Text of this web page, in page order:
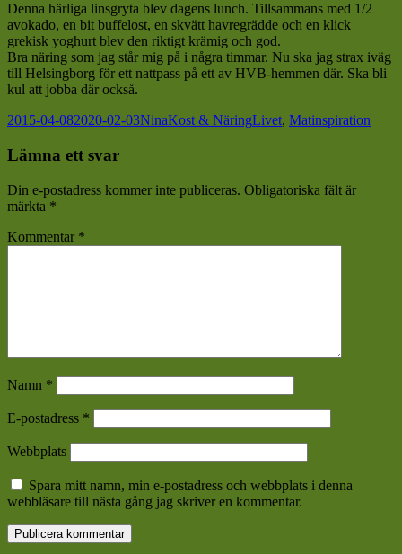
Denna härliga linsgryta blev dagens lunch. Tillsammans med 1/2
avokado, en bit buffelost, en skvätt havregrädde och en klick
grekisk yoghurt blev den riktigt krämig och god.
Bra näring som jag står mig på i några timmar. Nu ska jag strax iväg
till Helsingborg för ett nattpass på ett av HVB-hemmen där. Ska bli
kul att jobba där också.
Postat
2015-04-082020-02-03Författare
NinaKategorier
Kost & NäringTaggar
Livet, Matinspiration
Lämna ett svar
Din e-postadress kommer inte publiceras. Obligatoriska fält är
märkta *
Kommentar *
Namn *
E-postadress *
Webbplats
Spara mitt namn, min e-postadress och webbplats i denna
webbläsare till nästa gång jag skriver en kommentar.